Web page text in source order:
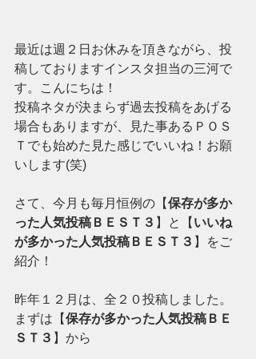
最近は週２日お休みを頂きながら、投
稿しておりますインスタ担当の三河で
す。こんにちは！
投稿ネタが決まらず過去投稿をあげる
場合もありますが、見た事あるＰＯＳ
Ｔでも始めた見た感じでいいね！お願
いします(笑)
さて、今月も毎月恒例の【保存が多か
った人気投稿ＢＥＳＴ３ 】と【 いいね
が多かった人気投稿ＢＥＳＴ３ 】をご
紹介！
昨年１２月は、全２０投稿しました。
まずは【保存が多かった人気投稿ＢＥ
ＳＴ３ 】から